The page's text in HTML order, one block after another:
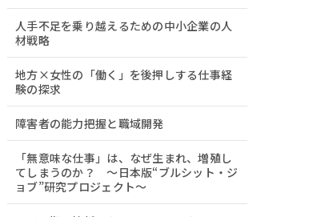
人手不足を乗り越えるための中小企業の人
材戦略
地方×女性の「働く」を後押しする仕事経
験の探求
障害者の能力把握と職域開発
「無意味な仕事」は、なぜ生まれ、増殖し
てしまうのか？ ～日本版“ブルシット・ジ
ョブ”研究プロジェクト～